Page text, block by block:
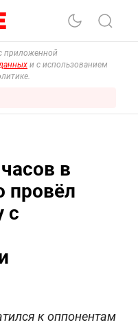
приложенной
и с использованием
в
провёл
с
к оппонентам